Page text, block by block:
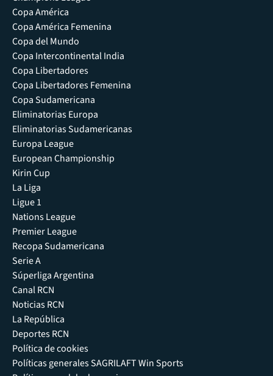
Copa América
Copa América Femenina
Copa del Mundo
Copa Intercontinental India
Copa Libertadores
Copa Libertadores Femenina
Copa Sudamericana
Eliminatorias Europa
Eliminatorias Sudamericanas
Europa League
European Championship
Kirin Cup
La Liga
Ligue 1
Nations League
Premier League
Recopa Sudamericana
Serie A
Súperliga Argentina
Canal RCN
Noticias RCN
La República
Deportes RCN
Política de cookies
Políticas generales SAGRILAFT Win Sports